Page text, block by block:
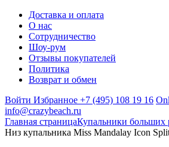
Доставка и оплата
О нас
Сотрудничество
Шоу-рум
Отзывы покупателей
Политика
Возврат и обмен
Войти Избранное +7 (495) 108 19 16
info@crazybeach.ru
Главная страницаКупальники больших
Низ купальника Miss Mandalay Icon